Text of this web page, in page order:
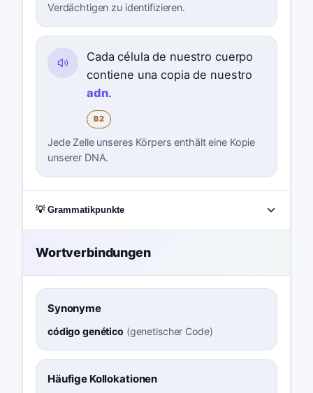
Verdächtigen zu identifizieren.
Cada célula de nuestro cuerpo
contiene una copia de nuestro
adn.
B2
Jede Zelle unseres Körpers enthält eine Kopie
unserer DNA.
💡 Grammatikpunkte
Wortverbindungen
Synonyme
código genético (genetischer Code)
Häufige Kollokationen